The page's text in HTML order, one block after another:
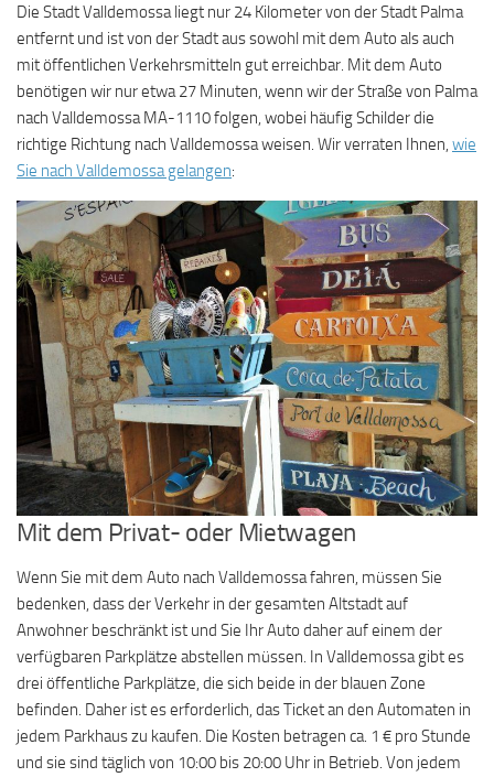
Die Stadt Valldemossa liegt nur 24 Kilometer von der Stadt Palma
entfernt und ist von der Stadt aus sowohl mit dem Auto als auch
mit öffentlichen Verkehrsmitteln gut erreichbar. Mit dem Auto
benötigen wir nur etwa 27 Minuten, wenn wir der Straße von Palma
nach Valldemossa MA-1110 folgen, wobei häufig Schilder die
richtige Richtung nach Valldemossa weisen. Wir verraten Ihnen, wie
Sie nach Valldemossa gelangen:
Mit dem Privat- oder Mietwagen
Wenn Sie mit dem Auto nach Valldemossa fahren, müssen Sie
bedenken, dass der Verkehr in der gesamten Altstadt auf
Anwohner beschränkt ist und Sie Ihr Auto daher auf einem der
verfügbaren Parkplätze abstellen müssen. In Valldemossa gibt es
drei öffentliche Parkplätze, die sich beide in der blauen Zone
befinden. Daher ist es erforderlich, das Ticket an den Automaten in
jedem Parkhaus zu kaufen. Die Kosten betragen ca. 1 € pro Stunde
und sie sind täglich von 10:00 bis 20:00 Uhr in Betrieb. Von jedem